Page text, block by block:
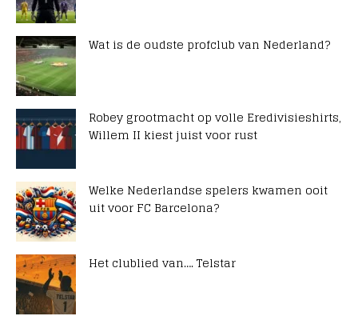
Wat is de oudste profclub van Nederland?
Robey grootmacht op volle Eredivisieshirts,
Willem II kiest juist voor rust
Welke Nederlandse spelers kwamen ooit
uit voor FC Barcelona?
Het clublied van…. Telstar